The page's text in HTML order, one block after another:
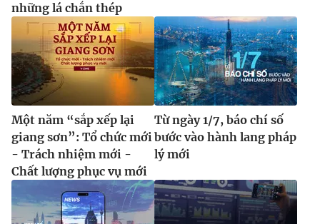
những lá chắn thép
Một năm “sắp xếp lại
giang sơn”: Tổ chức mới
- Trách nhiệm mới -
Chất lượng phục vụ mới
Từ ngày 1/7, báo chí số
bước vào hành lang pháp
lý mới